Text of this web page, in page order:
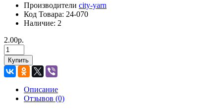
Производители city-yarn
Код Товара: 24-070
Наличие: 2
2.00р.
Купить
Описание
Отзывов (0)